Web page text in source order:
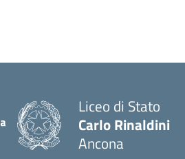
Liceo di Stato
Carlo Rinaldini
Ancona